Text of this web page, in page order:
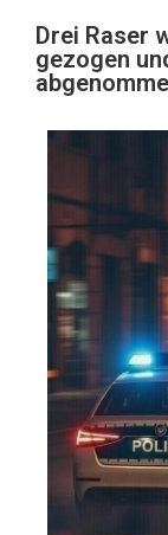
Drei Raser
gezogen